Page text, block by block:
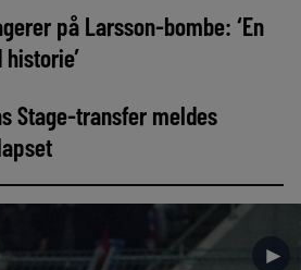
på Larsson-bombe: ‘En
Stage-transfer meldes
►